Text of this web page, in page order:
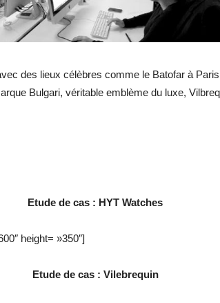
des lieux célèbres comme le Batofar à
Bulgari, véritable emblème du luxe,
Etude de cas : HYT Watches
height= »350″]
Etude de cas : Vilebrequin